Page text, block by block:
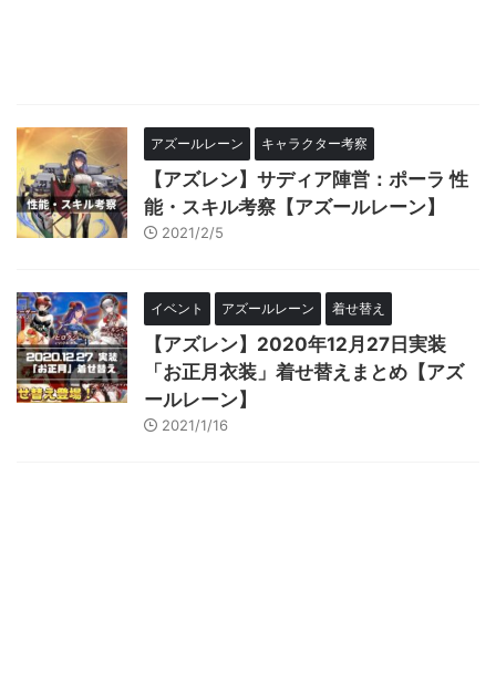
アズールレーン キャラクター考察
【アズレン】サディア陣営：ポーラ 性
能・スキル考察【アズールレーン】
2021/2/5
イベント アズールレーン 着せ替え
【アズレン】2020年12月27日実装
「お正月衣装」着せ替えまとめ【アズ
ールレーン】
2021/1/16